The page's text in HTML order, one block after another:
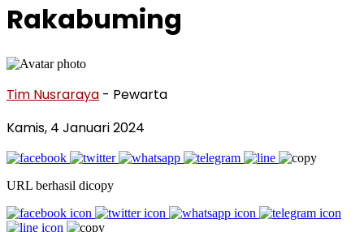
Rakabuming
Tim Nusraraya - Pewarta
Kamis, 4 Januari 2024
URL berhasil dicopy